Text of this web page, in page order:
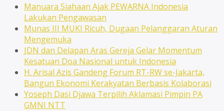
Manuara Siahaan Ajak PEWARNA Indonesia
Lakukan Pengawasan
Munas III MUKI Ricuh, Dugaan Pelanggaran Aturan
Mengemuka
JDN dan Delapan Aras Gereja Gelar Momentum
Kesatuan Doa Nasional untuk Indonesia
H. Arisal Azis Gandeng Forum RT-RW se-Jakarta,
Bangun Ekonomi Kerakyatan Berbasis Kolaborasi
Yoseph Dasi Djawa Terpilih Aklamasi Pimpin PA
GMNI NTT